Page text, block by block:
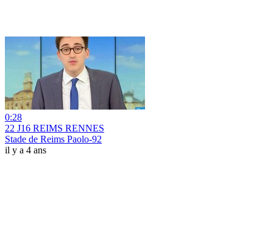
0:28
22 J16 REIMS RENNES
Stade de Reims Paolo-92
il y a 4 ans